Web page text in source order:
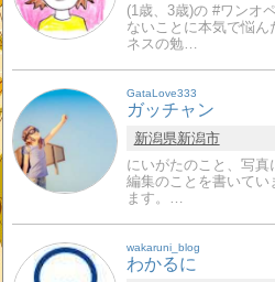
(1歳、3歳)の #ワンオ
ないことに本気で悩
ネスの勉…
GataLove333
ガッチャン
新潟県新潟市
にいがたのこと、写真
編集のことを書いてい
ます。…
wakaruni_blog
わかるに